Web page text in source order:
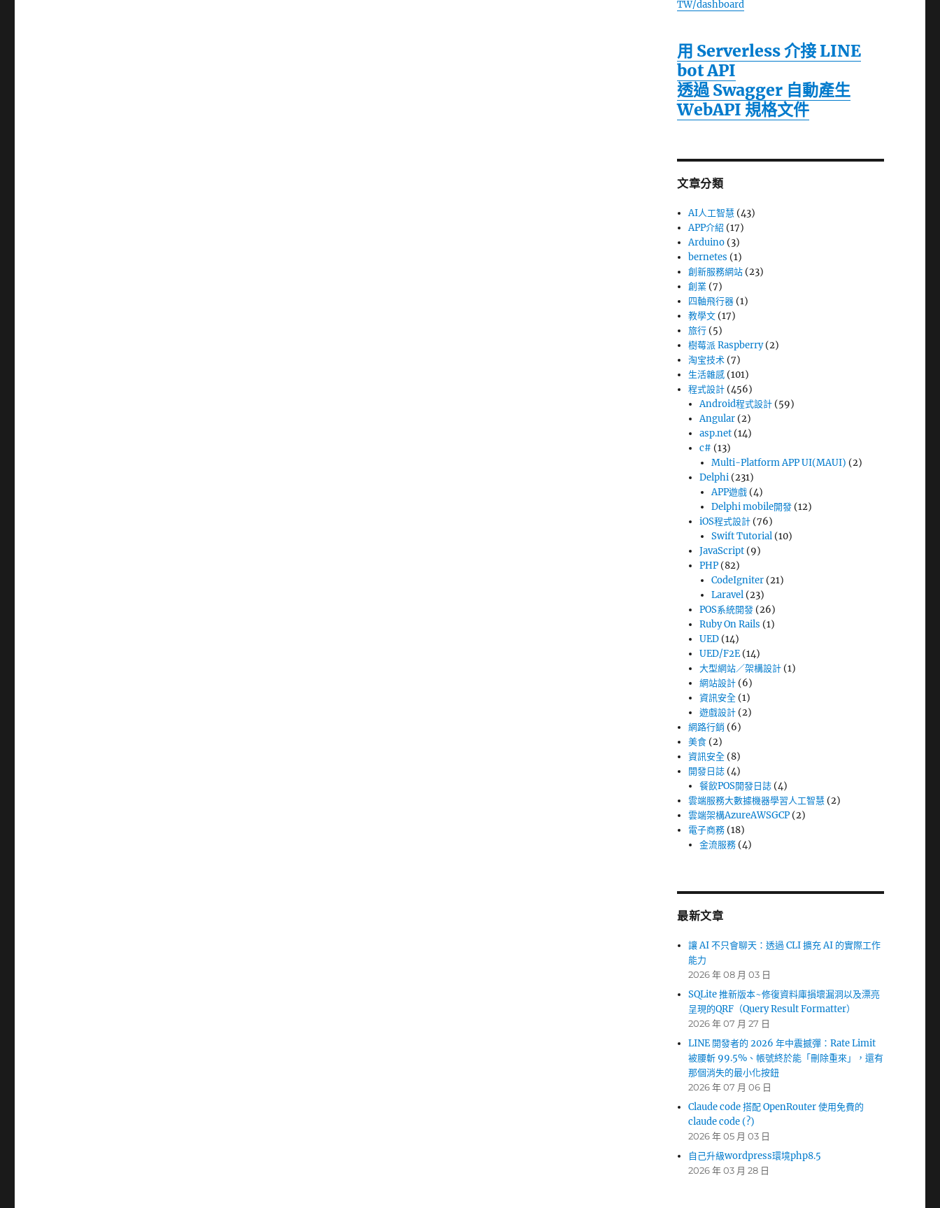
TW/dashboard
用 Serverless 介接 LINE
bot API
透過 Swagger 自動產生
WebAPI 規格文件
文章分類
AI人工智慧 (43)
APP介紹 (17)
Arduino (3)
bernetes (1)
創新服務網站 (23)
創業 (7)
四軸飛行器 (1)
教學文 (17)
旅行 (5)
樹莓派 Raspberry(2)
淘宝技术 (7)
生活雜感 (101)
程式設計 (456)
Android程式設計 (59)
Angular (2)
asp.net (14)
c# (13)
Multi-Platform APP UI(MAUI) (2)
Delphi (231)
APP遊戲(4)
Delphi mobile開發(12)
iOS程式設計 (76)
Swift Tutorial(10)
JavaScript (9)
PHP (82)
CodeIgniter(21)
Laravel(23)
POS系統開發 (26)
Ruby On Rails (1)
UED (14)
UED/F2E (14)
大型網站／架構設計 (1)
網站設計 (6)
資訊安全 (1)
遊戲設計 (2)
網路行銷 (6)
美食 (2)
資訊安全 (8)
開發日誌 (4)
餐飲POS開發日誌 (4)
雲端服務大數據機器學習人工智慧 (2)
雲端架構AzureAWSGCP (2)
電子商務 (18)
金流服務 (4)
最新文章
讓 AI 不只會聊天：透過 CLI 擴充 AI 的實際工作
能力
2026 年 08 月 03 日
SQLite 推新版本~修復資料庫損壞漏洞以及漂亮
呈現的QRF（Query Result Formatter）
2026 年 07 月 27 日
LINE 開發者的 2026 年中震撼彈：Rate Limit
被腰斬 99.5%、帳號終於能「刪除重來」，還有
那個消失的最小化按鈕
2026 年 07 月 06 日
Claude code 搭配 OpenRouter 使用免費的
claude code (?)
2026 年 05 月 03 日
自己升級wordpress環境php8.5
2026 年 03 月 28 日